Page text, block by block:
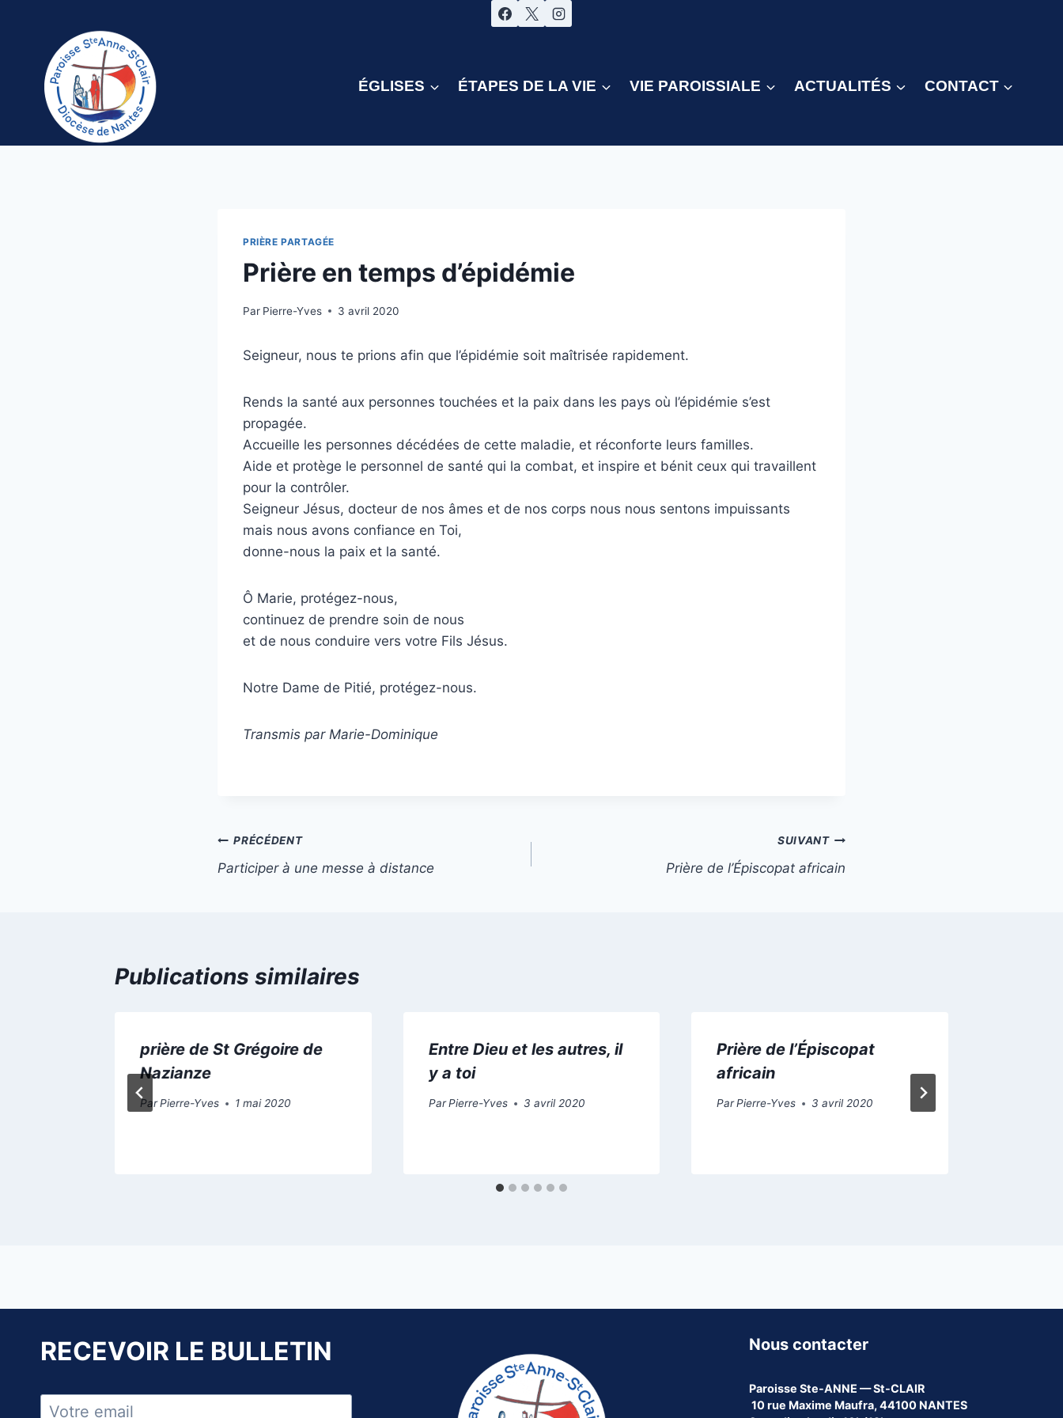
ÉGLISES ÉTAPES DE LA VIE VIE PAROISSIALE ACTUALITÉS CONTACT
PRIÈRE PARTAGÉE
Prière en temps d’épidémie
Par Pierre-Yves 3 avril 2020
Seigneur, nous te prions afin que l’épidémie soit maîtrisée rapidement.
Rends la santé aux personnes touchées et la paix dans les pays où l’épidémie s’est
propagée.
Accueille les personnes décédées de cette maladie, et réconforte leurs familles.
Aide et protège le personnel de santé qui la combat, et inspire et bénit ceux qui travaillent
pour la contrôler.
Seigneur Jésus, docteur de nos âmes et de nos corps nous nous sentons impuissants
mais nous avons confiance en Toi,
donne-nous la paix et la santé.
Ô Marie, protégez-nous,
continuez de prendre soin de nous
et de nous conduire vers votre Fils Jésus.
Notre Dame de Pitié, protégez-nous.
Transmis par Marie-Dominique
Navigation
de
PRÉCÉDENT
Participer à une messe à distance
SUIVANT
Prière de l’Épiscopat africain
Publications similaires
prière de St Grégoire de
Nazianze
ParPierre-Yves 1 mai 2020
Entre Dieu et les autres, il
y a toi
Par Pierre-Yves 3 avril 2020
Prière de l’Épiscopat
africain
ParPierre-Yves 3 avril 2020
RECEVOIR LE BULLETIN Nous contacter
Paroisse Ste-ANNE — St-CLAIR
10 rue Maxime Maufra, 44100 NANTES